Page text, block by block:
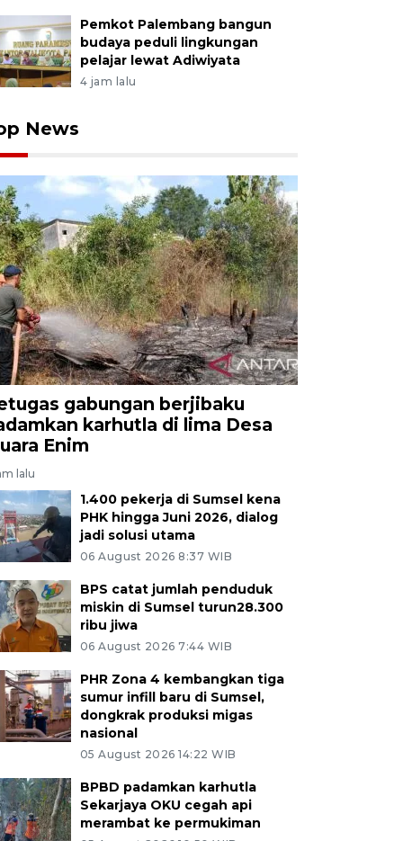
Pemkot Palembang bangun
budaya peduli lingkungan
pelajar lewat Adiwiyata
4 jam lalu
News
gabungan berjibaku
karhutla di lima Desa
Enim
lalu
1.400 pekerja di Sumsel kena
PHK hingga Juni 2026, dialog
jadi solusi utama
06 August 2026 8:37 WIB
BPS catat jumlah penduduk
miskin di Sumsel turun28.300
ribu jiwa
06 August 2026 7:44 WIB
PHR Zona 4 kembangkan tiga
sumur infill baru di Sumsel,
dongkrak produksi migas
nasional
05 August 2026 14:22 WIB
BPBD padamkan karhutla
Sekarjaya OKU cegah api
merambat ke permukiman